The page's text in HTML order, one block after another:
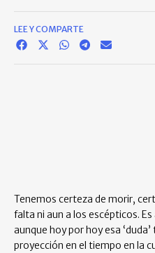
LEE Y COMPARTE
Tenemos certeza de morir,
falta ni aun a los escépticos. Es
aunque hoy por hoy esa
proyección en el tiempo en la